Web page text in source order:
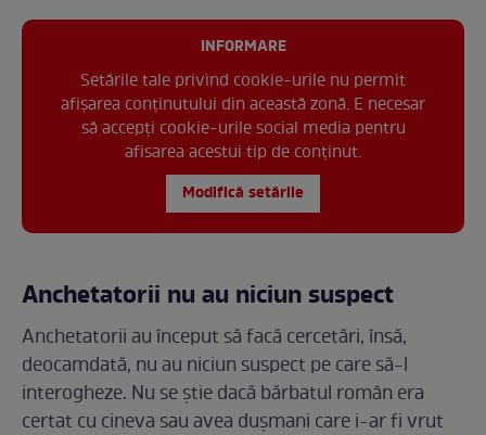
INFORMARE
Setările tale privind cookie-urile nu permit
afișarea conținutului din această zonă. E necesar
să accepți cookie-urile social media pentru
afisarea acestui tip de conținut.
Modifică setările
Anchetatorii nu au niciun suspect
Anchetatorii au început să facă cercetări, însă,
deocamdată, nu au niciun suspect pe care să-l
interogheze. Nu se știe dacă bărbatul român era
certat cu cineva sau avea dușmani care i-ar fi vrut